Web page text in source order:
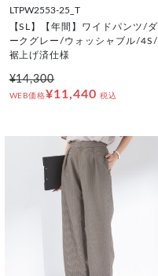
LTPW2553-25_T
【SL】【年間】ワイドパンツ/ダ
ークグレー/ウォッシャブル/4S/
裾上げ済仕様
¥14,300
WEB価格¥11,440 税込